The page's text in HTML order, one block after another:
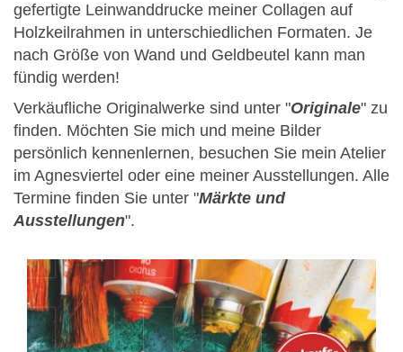
gefertigte Leinwanddrucke meiner Collagen auf
Holzkeilrahmen in unterschiedlichen Formaten. Je
nach Größe von Wand und Geldbeutel kann man
fündig werden!
Verkäufliche Originalwerke sind unter "Originale" zu
finden. Möchten Sie mich und meine Bilder
persönlich kennenlernen, besuchen Sie mein Atelier
im Agnesviertel oder eine meiner Ausstellungen. Alle
Termine finden Sie unter "Märkte und
Ausstellungen".